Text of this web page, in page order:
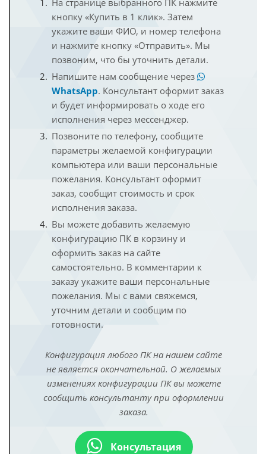
На странице выбранного ПК нажмите
кнопку «Купить в 1 клик». Затем
укажите ваши ФИО, и номер телефона
и нажмите кнопку «Отправить». Мы
позвоним, что бы уточнить детали.
Напишите нам сообщение через
WhatsApp. Консультант оформит заказ
и будет информировать о ходе его
исполнения через мессенджер.
Позвоните по телефону, сообщите
параметры желаемой конфигурации
компьютера или ваши персональные
пожелания. Консультант оформит
заказ, сообщит стоимость и срок
исполнения заказа.
Вы можете добавить желаемую
конфигурацию ПК в корзину и
оформить заказ на сайте
самостоятельно. В комментарии к
заказу укажите ваши персональные
пожелания. Мы с вами свяжемся,
уточним детали и сообщим по
готовности.
Конфигурация любого ПК на нашем сайте
не является окончательной. О желаемых
изменениях конфигурации ПК вы можете
сообщить консультанту при оформлении
заказа.
Консультация